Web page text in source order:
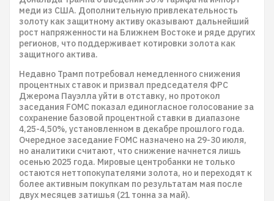
меди из США. Дополнительную привлекательность
золоту как защитному активу оказывают дальнейший
рост напряженности на Ближнем Востоке и ряде других
регионов, что поддерживает котировки золота как
защитного актива.
Недавно Трамп потребовал немедленного снижения
процентных ставок и призвал председателя ФРС
Джерома Пауэлла уйти в отставку, но протокол
заседания FOMC показал единогласное голосование за
сохранение базовой процентной ставки в диапазоне
4,25-4,50%, установленном в декабре прошлого года.
Очередное заседание FOMC назначено на 29-30 июля,
но аналитики считают, что снижение начнется лишь
осенью 2025 года. Мировые центробанки не только
остаются неттопокупателями золота, но и переходят к
более активным покупкам по результатам мая после
двух месяцев затишья (21 тонна за май).